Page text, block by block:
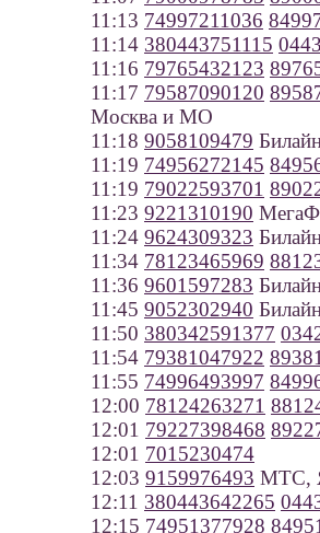
11:13 74997211036
11:14 380443751115
11:16 79765432123
11:17 79587090120
Москва и МО
11:18 9058109479
11:19 74956272145
11:19 79022593701
11:23 9221310190
11:24 9624309323
11:34 78123465969
11:36 9601597283
11:45 9052302940
11:50 380342591377
11:54 79381047922
11:55 74996493997
12:00 78124263271
12:01 79227398468
12:01 7015230474
12:03 9159976493 МТС,
12:11 380443642265
12:15 74951377928